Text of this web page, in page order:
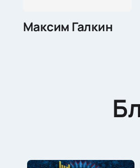
Максим Галкин